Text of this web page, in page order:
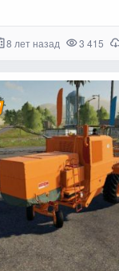
8 лет назад 3 415